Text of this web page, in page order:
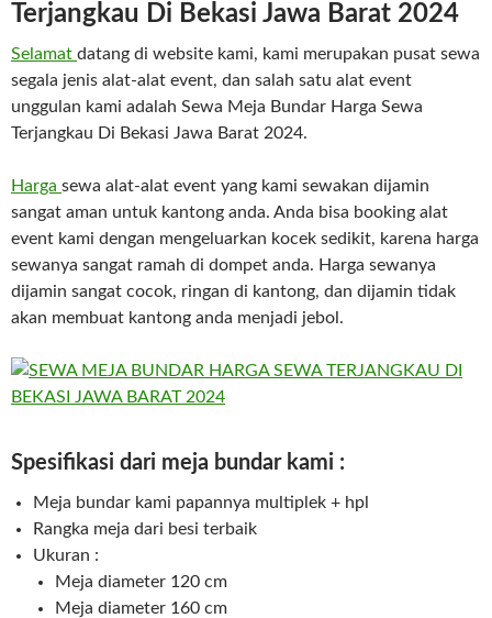
Terjangkau Di Bekasi Jawa Barat 2024
Selamat datang di website kami, kami merupakan pusat sewa
segala jenis alat-alat event, dan salah satu alat event
unggulan kami adalah Sewa Meja Bundar Harga Sewa
Terjangkau Di Bekasi Jawa Barat 2024.
Harga sewa alat-alat event yang kami sewakan dijamin
sangat aman untuk kantong anda. Anda bisa booking alat
event kami dengan mengeluarkan kocek sedikit, karena harga
sewanya sangat ramah di dompet anda. Harga sewanya
dijamin sangat cocok, ringan di kantong, dan dijamin tidak
akan membuat kantong anda menjadi jebol.
Spesifikasi dari meja bundar kami :
Meja bundar kami papannya multiplek + hpl
Rangka meja dari besi terbaik
Ukuran :
Meja diameter 120 cm
Meja diameter 160 cm